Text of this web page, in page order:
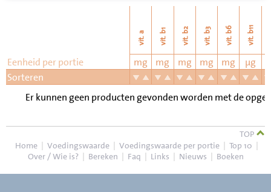
vit. a vit. b1 vit. b2 vit. b3 vit. b6 vit. b11
Eenheid per portie mg mg mg mg mg µg
Sorteren
Er kunnen geen producten gevonden worden met de
TOP
Home | Voedingswaarde | Voedingswaarde per portie | Top 10 |
Over / Wie is? | Bereken | Faq | Links | Nieuws | Boeken